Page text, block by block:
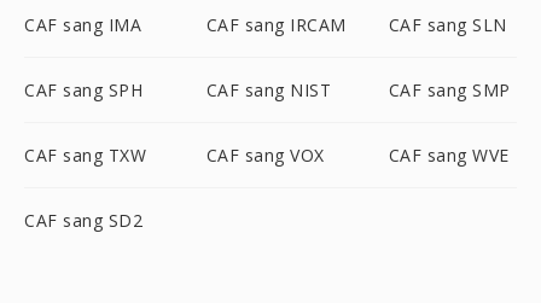
CAF sang IMA CAF sang IRCAM CAF sang SLN
CAF sang SPH CAF sang NIST CAF sang SMP
CAF sang TXW CAF sang VOX CAF sang WVE
CAF sang SD2